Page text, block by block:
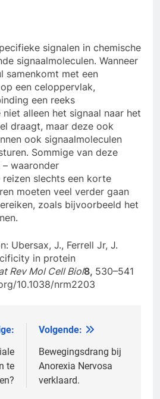
signalen in chemische
signaalmoleculen. Wanneer
samenkomt met een
een celoppervlak,
een reeks
alleen het signaal naar het
draagt, maar deze ook
ook signaalmoleculen
Sommige van deze
– waaronder
slechts een korte
moeten veel verder gaan
zoals bijvoorbeeld het
Ubersax, J., Ferrell Jr, J.
in protein
Rev Mol Cell Biol8, 530–541
10.1038/nrm2203
te
Volgende:
Bewegingsdrang bij
Anorexia Nervosa
verklaard.